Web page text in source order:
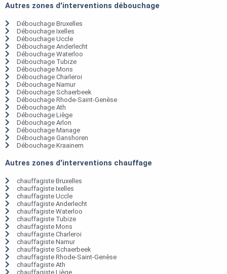
Autres zones d'interventions débouchage
Débouchage Bruxelles
Débouchage Ixelles
Débouchage Uccle
Débouchage Anderlecht
Débouchage Waterloo
Débouchage Tubize
Débouchage Mons
Débouchage Charleroi
Débouchage Namur
Débouchage Schaerbeek
Débouchage Rhode-Saint-Genèse
Débouchage Ath
Débouchage Liège
Débouchage Arlon
Débouchage Manage
Débouchage Ganshoren
Débouchage Kraainem
Autres zones d'interventions chauffage
chauffagiste Bruxelles
chauffagiste Ixelles
chauffagiste Uccle
chauffagiste Anderlecht
chauffagiste Waterloo
chauffagiste Tubize
chauffagiste Mons
chauffagiste Charleroi
chauffagiste Namur
chauffagiste Schaerbeek
chauffagiste Rhode-Saint-Genèse
chauffagiste Ath
chauffagiste Liège